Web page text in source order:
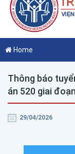
Home
Thông báo
án 520 giai
29/04/2026